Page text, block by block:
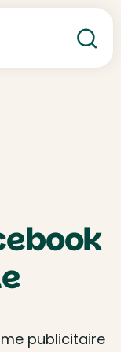
publicitaire